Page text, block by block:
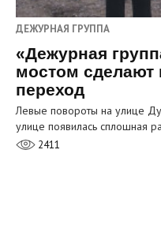
ДЕЖУРНАЯ ГРУППА
«Дежурная
мостом
переход
Левые повороты на улице
улице появилась сплошная
2411